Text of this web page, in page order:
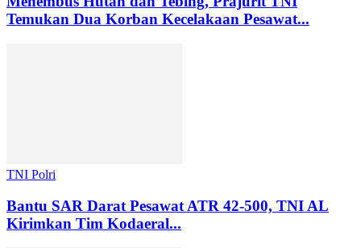
Temukan Dua Korban Kecelakaan Pesawat...
TNI Polri
Bantu SAR Darat Pesawat ATR 42-500, TNI AL
Kirimkan Tim Kodaeral...